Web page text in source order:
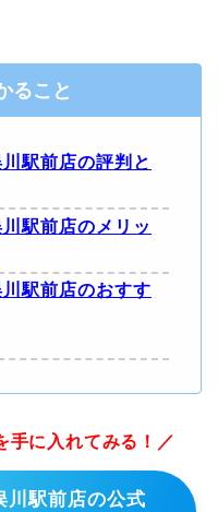
ること
駅前店の評判と
駅前店のメリッ
駅前店のおすす
手に入れてみる！／
川駅前店の公式